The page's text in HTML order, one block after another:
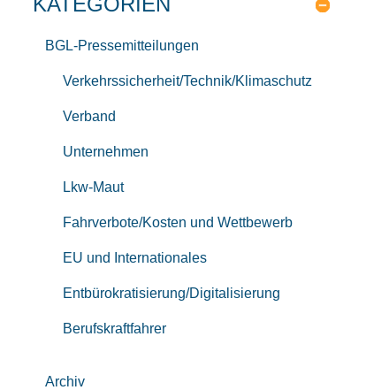
BGL-Pressemitteilungen
Verkehrssicherheit/Technik/Klimaschutz
Verband
Unternehmen
Lkw-Maut
Fahrverbote/Kosten und Wettbewerb
EU und Internationales
Entbürokratisierung/Digitalisierung
Berufskraftfahrer
Archiv